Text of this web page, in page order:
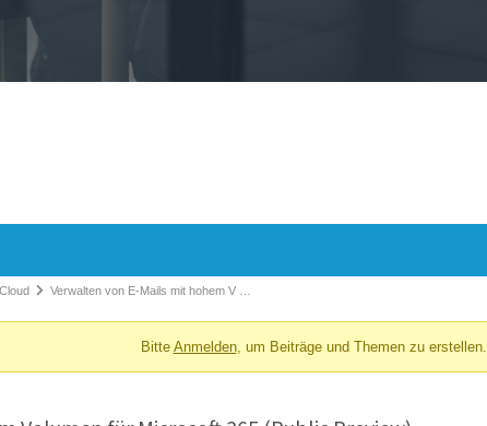
Verwalten von E-Mails mit hohem V …
Bitte Anmelden, um Beiträge und Themen zu erstellen.